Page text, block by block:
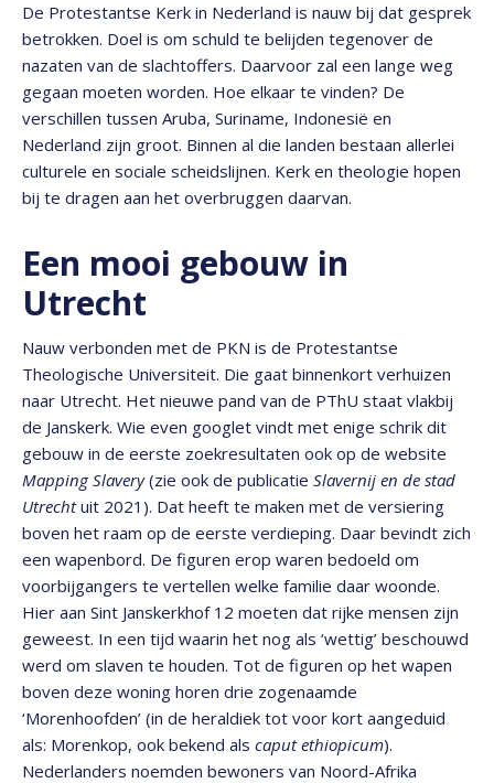
De Protestantse Kerk in Nederland is nauw bij dat gesprek
betrokken. Doel is om schuld te belijden tegenover de
nazaten van de slachtoffers. Daarvoor zal een lange weg
gegaan moeten worden. Hoe elkaar te vinden? De
verschillen tussen Aruba, Suriname, Indonesië en
Nederland zijn groot. Binnen al die landen bestaan allerlei
culturele en sociale scheidslijnen. Kerk en theologie hopen
bij te dragen aan het overbruggen daarvan.
Een mooi gebouw in
Utrecht
Nauw verbonden met de PKN is de Protestantse
Theologische Universiteit. Die gaat binnenkort verhuizen
naar Utrecht. Het nieuwe pand van de PThU staat vlakbij
de Janskerk. Wie even googlet vindt met enige schrik dit
gebouw in de eerste zoekresultaten ook op de website
Mapping Slavery(zie ook de publicatie Slavernij en de stad
Utrechtuit 2021). Dat heeft te maken met de versiering
boven het raam op de eerste verdieping. Daar bevindt zich
een wapenbord. De figuren erop waren bedoeld om
voorbijgangers te vertellen welke familie daar woonde.
Hier aan Sint Janskerkhof 12 moeten dat rijke mensen zijn
geweest. In een tijd waarin het nog als ‘wettig’ beschouwd
werd om slaven te houden. Tot de figuren op het wapen
boven deze woning horen drie zogenaamde
‘Morenhoofden’ (in de heraldiek tot voor kort aangeduid
als: Morenkop, ook bekend als caput ethiopicum).
Nederlanders noemden bewoners van Noord-Afrika